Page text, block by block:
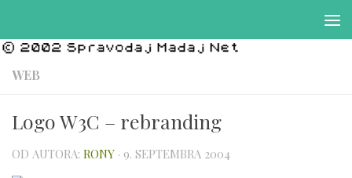
WEB
Logo W3C – rebranding
OD AUTORA: RONY · 9. SEPTEMBRA 2004